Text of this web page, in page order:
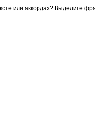
или аккордах? Выделите